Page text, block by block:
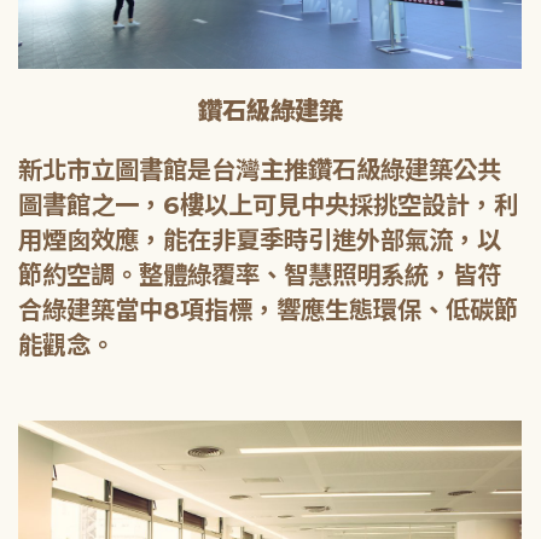
鑽石級綠建築
新北市立圖書館是台灣主推鑽石級綠建築公共
圖書館之一，6樓以上可見中央採挑空設計，利
用煙囪效應，能在非夏季時引進外部氣流，以
節約空調。整體綠覆率、智慧照明系統，皆符
合綠建築當中8項指標，響應生態環保、低碳節
能觀念。